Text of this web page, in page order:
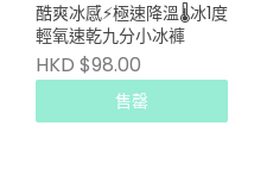
酷爽冰感⚡極速降溫🌡冰1度
輕氧速乾九分小冰褲
HKD $98.00
售罄